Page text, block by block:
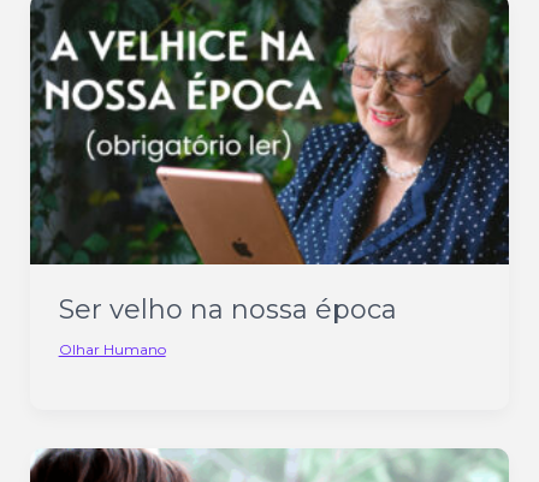
Ser velho na nossa época
Olhar Humano